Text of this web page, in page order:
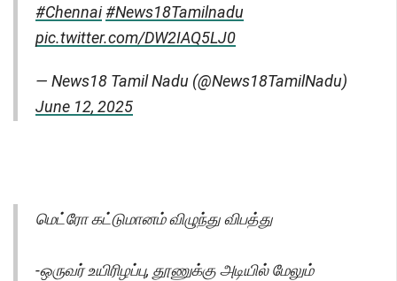
#Chennai#News18Tamilnadu
pic.twitter.com/DW2IAQ5LJ0
— News18 Tamil Nadu (@News18TamilNadu)
June 12, 2025
மெட்ரோ கட்டுமானம் விழுந்து விபத்து
-ஒருவர் உயிரிழப்பு, தூணுக்கு அடியில் மேலும்